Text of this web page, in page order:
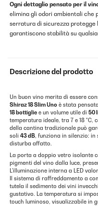
Ogni dettaglio pensato per il
elimina gli odori ambientali che
serratura di sicurezza protegge
garantiscono stabilità su
Descrizione del prodotto
Un buon vino merita di essere
Shiraz 18 Slim Uno è stata
18 bottiglie e un volume utile di 50
temperatura ideale, tra 7 e 18 °C,
della cantina tradizionale può
soli 43 dB, funziona in silenzio:
disturba affatto.
La porta a doppio vetro isolante
pigmenti del vino dalla luce,
L'illuminazione interna a LED
Il sistema di raffreddamento a
tutela il sedimento dei vini
gustativo. La temperatura si
touch luminoso, visualizzabile in